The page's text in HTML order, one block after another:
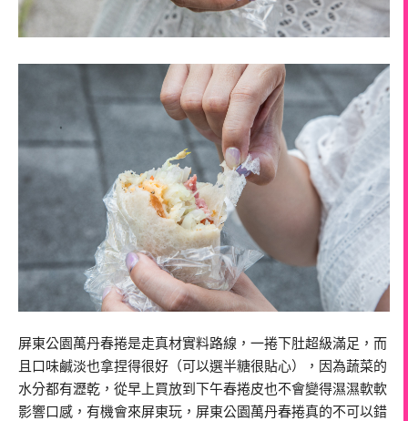
屏東公園萬丹春捲是走真材實料路線，一捲下肚超級滿足，而
且口味鹹淡也拿捏得很好（可以選半糖很貼心），因為蔬菜的
水分都有瀝乾，從早上買放到下午春捲皮也不會變得濕濕軟軟
影響口感，有機會來屏東玩，屏東公園萬丹春捲真的不可以錯